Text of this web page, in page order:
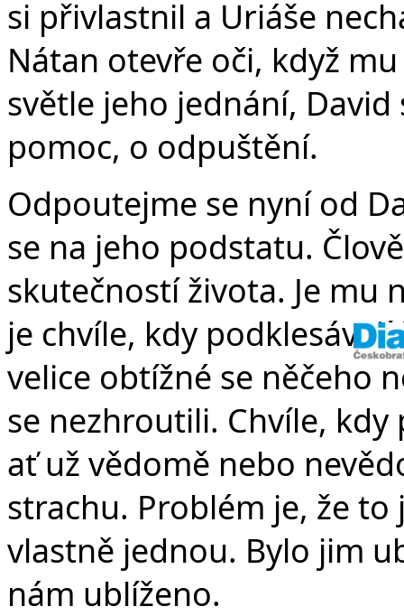
si přivlastnil a Uriáše
Nátan otevře oči, když
světle jeho jednání,
pomoc, o odpuštění.
Odpoutejme se nyní od
se na jeho podstatu.
skutečností života. Je mu
je chvíle, kdy
velice obtížné se něčeho
se nezhroutili. Chvíle,
ať už vědomě nebo
strachu. Problém je, že
vlastně jednou. Bylo jim
nám ublíženo.